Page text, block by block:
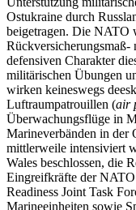
Ostukraine durch
beigetragen. Die NATO
Rückversicherungsmaß-
defensiven Charakter
militärischen Übungen
wirken keineswegs
Luftraumpatrouillen (air
Überwachungsflüge in
Marineverbänden in der
mittlerweile intensiviert
Wales beschlossen, die
Eingreifkräfte der
Readiness Joint Task
Marineeinheiten sowie